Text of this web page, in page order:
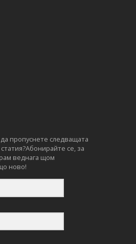
пропуснете следващата
се, за
веднага щом
ново!